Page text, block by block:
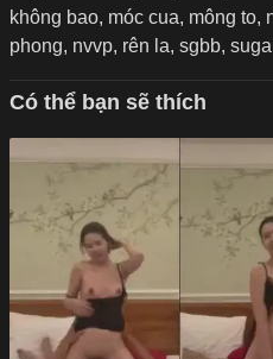
không bao, móc cua, mông to,
phong, nvvp, rên la, sgbb,
Có thể bạn sẽ thích